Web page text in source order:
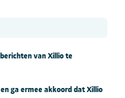
van Xillio te
ga ermee akkoord dat Xillio